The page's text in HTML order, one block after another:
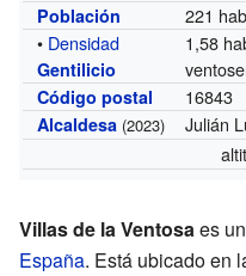
Población 221
• Densidad 1,58
Gentilicio
Código postal 16843
Alcaldesa (2023) Julián
Villas de la Ventosaes un
España. Está ubicado en